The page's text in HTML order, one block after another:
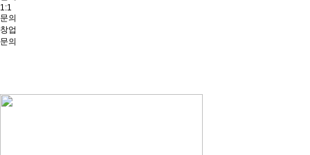
1:1
문의
창업
문의